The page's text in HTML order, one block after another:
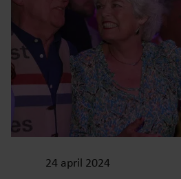
24 april 2024